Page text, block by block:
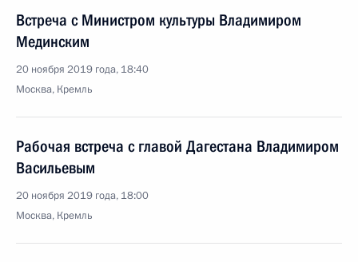
Встреча с Министром культуры Владимиром
Мединским
20 ноября 2019 года, 18:40
Москва, Кремль
Рабочая встреча с главой Дагестана Владимиром
Васильевым
20 ноября 2019 года, 18:00
Москва, Кремль